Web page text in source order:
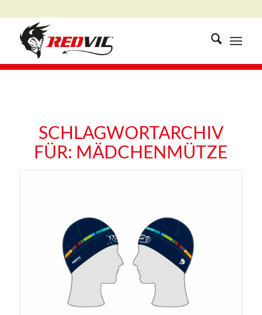
SCHLAGWORTARCHIV
FÜR: MÄDCHENMÜTZE